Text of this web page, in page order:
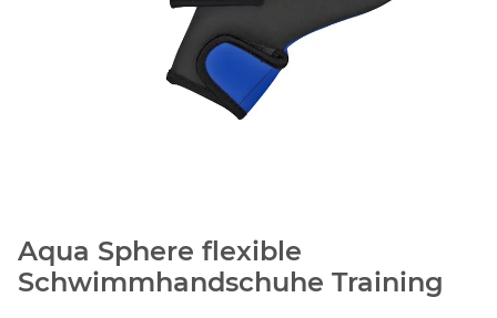
Aqua Sphere flexible
Schwimmhandschuhe Training